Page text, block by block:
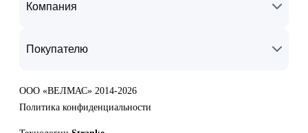
Компания
Покупателю
ООО «ВЕЛМАС» 2014-2026
Политика конфиденциальности